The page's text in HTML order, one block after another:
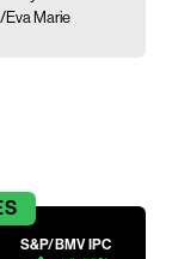
Eva Marie
S&P/BMV IPC